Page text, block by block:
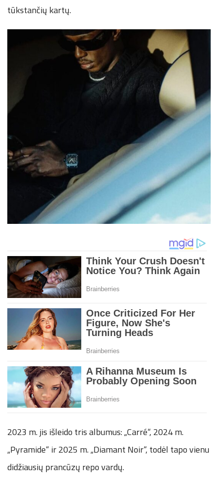
tūkstančių kartų.
2023 m. jis išleido tris albumus: „Carré“, 2024 m.
„Pyramide“ ir 2025 m. „Diamant Noir“, todėl tapo vienu
didžiausių prancūzų repo vardų.